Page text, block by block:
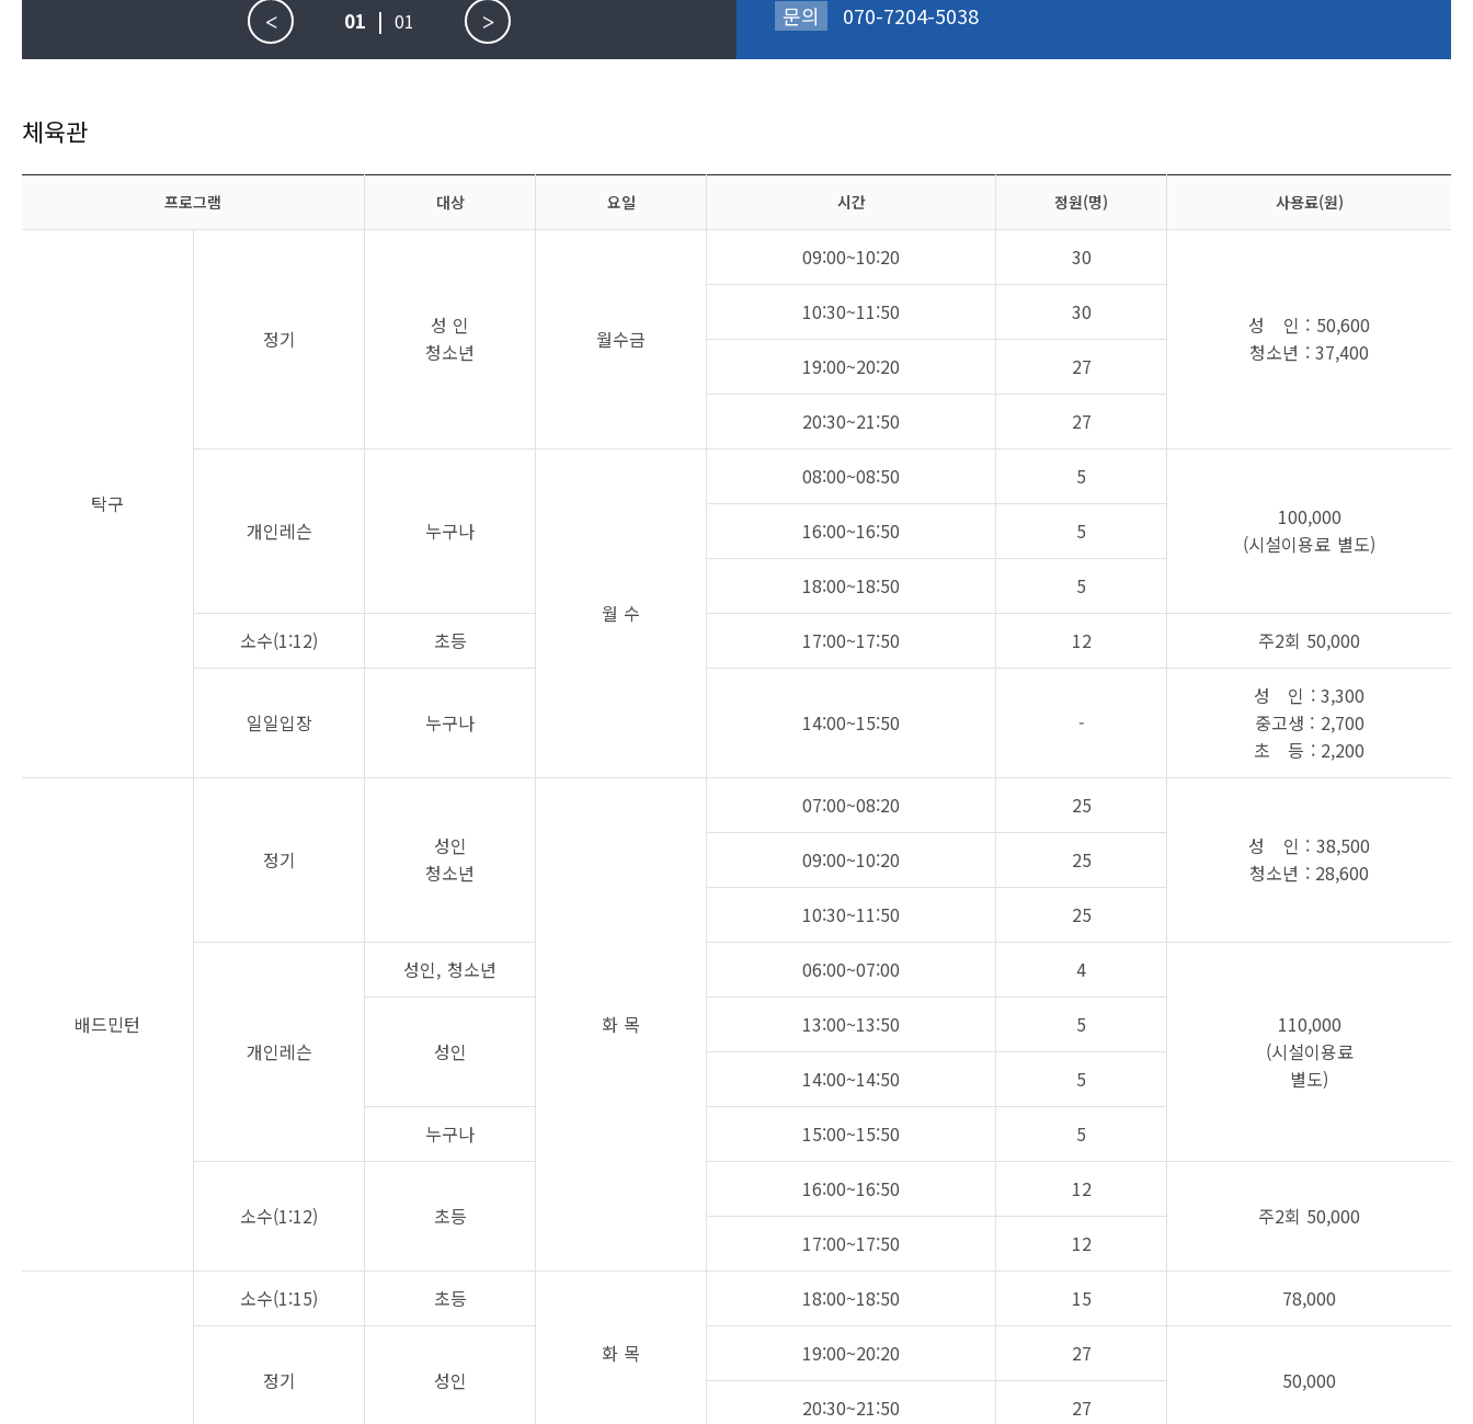
< >
01 | 01 문의 070-7204-5038
체육관
프로그램 대상 요일 시간 정원(명) 사용료(원)
탁구
정기
성 인
청소년
월수금
09:00~10:20 30
성 인 : 50,600
청소년 : 37,400
10:30~11:50 30
19:00~20:20 27
20:30~21:50 27
개인레슨 누구나
월 수
08:00~08:50
5
100,000
(시설이용료 별도)
16:00~16:50 5
18:00~18:50 5
소수(1:12) 초등 17:00~17:50 12 주2회 50,000
일일입장 누구나 14:00~15:50 -
성 인 : 3,300
중고생 : 2,700
초 등 : 2,200
배드민턴
정기
성인
청소년
화 목
07:00~08:20
25
성 인 : 38,500
청소년 : 28,600
09:00~10:20 25
10:30~11:50 25
개인레슨
성인, 청소년 06:00~07:00 4
110,000
(시설이용료
별도)
성인
13:00~13:50 5
14:00~14:50 5
누구나 15:00~15:50 5
소수(1:12) 초등
16:00~16:50
12
주2회 50,000
17:00~17:50
12
소수(1:15) 초등
화 목
18:00~18:50 15 78,000
정기 성인
19:00~20:20
27
50,000
20:30~21:50
27